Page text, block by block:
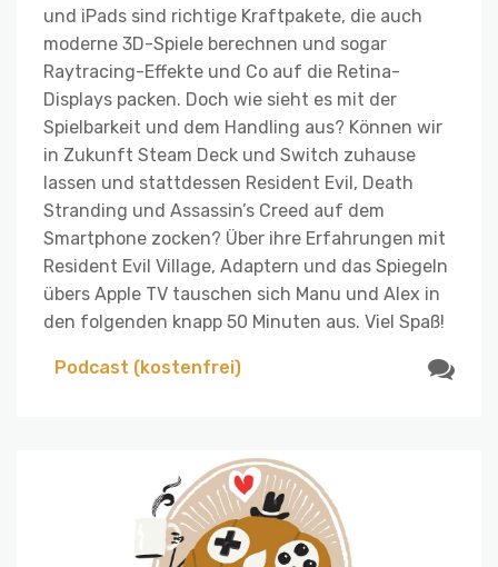
und iPads sind richtige Kraftpakete, die auch
moderne 3D-Spiele berechnen und sogar
Raytracing-Effekte und Co auf die Retina-
Displays packen. Doch wie sieht es mit der
Spielbarkeit und dem Handling aus? Können wir
in Zukunft Steam Deck und Switch zuhause
lassen und stattdessen Resident Evil, Death
Stranding und Assassin’s Creed auf dem
Smartphone zocken? Über ihre Erfahrungen mit
Resident Evil Village, Adaptern und das Spiegeln
übers Apple TV tauschen sich Manu und Alex in
den folgenden knapp 50 Minuten aus. Viel Spaß!
Podcast (kostenfrei)